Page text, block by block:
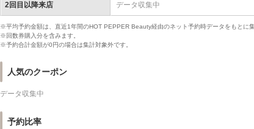
2回目以降来店 データ収集中
※平均予約金額は、直近1年間のHOT PEPPER Beauty経由のネット予約時データをもとに集
※回数券購入分を含みます。
※予約合計金額が0円の場合は集計対象外です。
人気のクーポン
データ収集中
予約比率